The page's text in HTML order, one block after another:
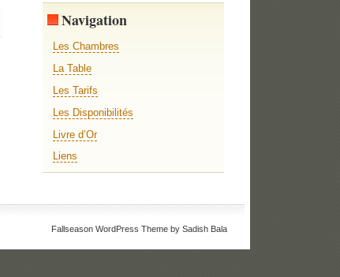
Navigation
Les Chambres
La Table
Les Tarifs
Les Disponibilités
Livre d’Or
Liens
Fallseason WordPress Theme by Sadish Bala